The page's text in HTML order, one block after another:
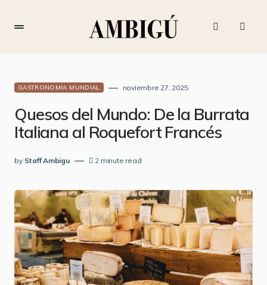
GASTRONOMIA MUNDIAL noviembre 27, 2025
Quesos del Mundo: De la Burrata
Italiana al Roquefort Francés
by Staff Ambigu 2 minute read